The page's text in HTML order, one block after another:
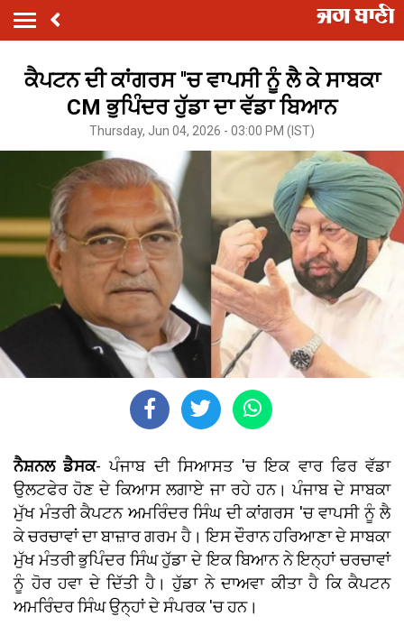
ਕੈਪਟਨ ਦੀ ਕਾਂਗਰਸ ''ਚ ਵਾਪਸੀ ਨੂੰ ਲੈ ਕੇ ਸਾਬਕਾ
CM ਭੁਪਿੰਦਰ ਹੁੱਡਾ ਦਾ ਵੱਡਾ ਬਿਆਨ
Thursday, Jun 04, 2026 - 03:00 PM (IST)
ਨੈਸ਼ਨਲ ਡੈਸਕ- ਪੰਜਾਬ ਦੀ ਸਿਆਸਤ 'ਚ ਇਕ ਵਾਰ ਫਿਰ ਵੱਡਾ
ਉਲਟਫੇਰ ਹੋਣ ਦੇ ਕਿਆਸ ਲਗਾਏ ਜਾ ਰਹੇ ਹਨ। ਪੰਜਾਬ ਦੇ ਸਾਬਕਾ
ਮੁੱਖ ਮੰਤਰੀ ਕੈਪਟਨ ਅਮਰਿੰਦਰ ਸਿੰਘ ਦੀ ਕਾਂਗਰਸ 'ਚ ਵਾਪਸੀ ਨੂੰ ਲੈ
ਕੇ ਚਰਚਾਵਾਂ ਦਾ ਬਾਜ਼ਾਰ ਗਰਮ ਹੈ। ਇਸ ਦੌਰਾਨ ਹਰਿਆਣਾ ਦੇ ਸਾਬਕਾ
ਮੁੱਖ ਮੰਤਰੀ ਭੁਪਿੰਦਰ ਸਿੰਘ ਹੁੱਡਾ ਦੇ ਇਕ ਬਿਆਨ ਨੇ ਇਨ੍ਹਾਂ ਚਰਚਾਵਾਂ
ਨੂੰ ਹੋਰ ਹਵਾ ਦੇ ਦਿੱਤੀ ਹੈ। ਹੁੱਡਾ ਨੇ ਦਾਅਵਾ ਕੀਤਾ ਹੈ ਕਿ ਕੈਪਟਨ
ਅਮਰਿੰਦਰ ਸਿੰਘ ਉਨ੍ਹਾਂ ਦੇ ਸੰਪਰਕ 'ਚ ਹਨ।